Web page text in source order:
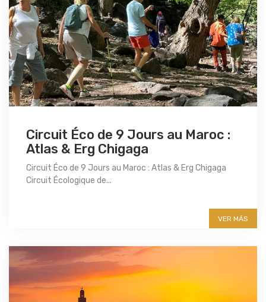
Circuit Éco de 9 Jours au Maroc :
Atlas & Erg Chigaga
Circuit Éco de 9 Jours au Maroc : Atlas & Erg Chigaga
Circuit Écologique de...
VER MÁS